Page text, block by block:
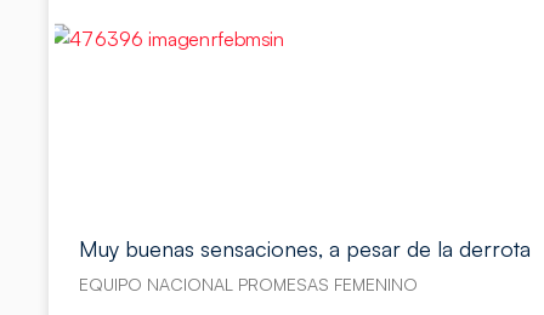
Muy buenas sensaciones, a pesar de la derrota
EQUIPO NACIONAL PROMESAS FEMENINO